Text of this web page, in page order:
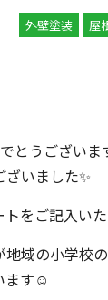
外壁塗装 屋
とうございま
いました✨
をご記入い
域の小学校
ます☺️